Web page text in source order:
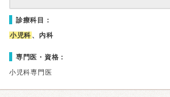
診療科目：
小児科 、内科
専門医・資格：
小児科専門医